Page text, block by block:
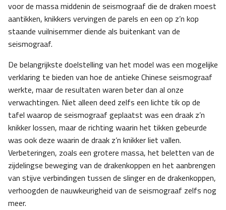
voor de massa middenin de seismograaf die de draken moest
aantikken, knikkers vervingen de parels en een op z’n kop
staande vuilnisemmer diende als buitenkant van de
seismograaf.
De belangrijkste doelstelling van het model was een mogelijke
verklaring te bieden van hoe de antieke Chinese seismograaf
werkte, maar de resultaten waren beter dan al onze
verwachtingen. Niet alleen deed zelfs een lichte tik op de
tafel waarop de seismograaf geplaatst was een draak z’n
knikker lossen, maar de richting waarin het tikken gebeurde
was ook deze waarin de draak z’n knikker liet vallen.
Verbeteringen, zoals een grotere massa, het beletten van de
zijdelingse beweging van de drakenkoppen en het aanbrengen
van stijve verbindingen tussen de slinger en de drakenkoppen,
verhoogden de nauwkeurigheid van de seismograaf zelfs nog
meer.